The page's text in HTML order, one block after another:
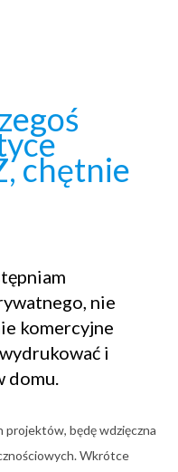
chętnie
nie
komercyjne
i
domu.
projektów, będę wdzięczna
Wkrótce